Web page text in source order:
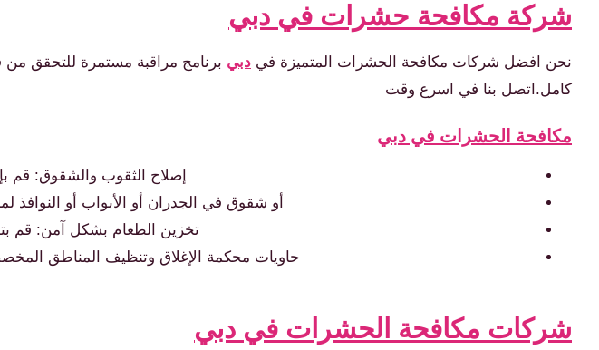
شركة مكافحة حشرات في دبي
نحن افضل شركات مكافحة الحشرات المتميزة في دبي برنامج مراقبة مستمرة للتحقق
كامل.اتصل بنا في اسرع وقت
مكافحة الحشرات في دبي
إصلاح الثقوب والشقوق: قم
أو شقوق في الجدران أو الأبواب أو
تخزين الطعام بشكل آمن: قم
حاويات محكمة الإغلاق وتنظيف المناطق
شركات مكافحة الحشرات في دبي